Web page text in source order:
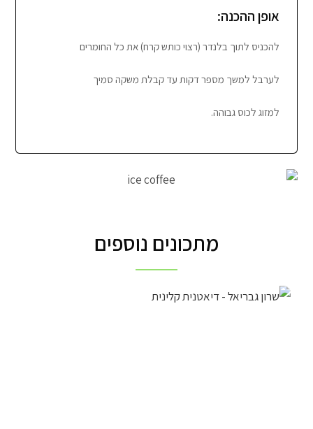
אופן ההכנה:
להכניס לתוך בלנדר (רצוי כותש קרח) את כל החומרים
לערבל למשך מספר דקות עד קבלת משקה סמיך
למזוג לכוס גבוהה.
מתכונים נוספים